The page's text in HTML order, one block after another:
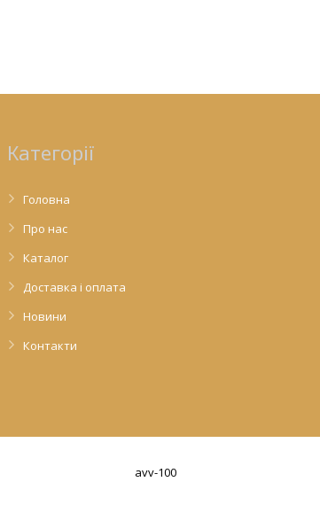
Категорії
Головна
Про нас
Каталог
Доставка і оплата
Новини
Контакти
avv-100